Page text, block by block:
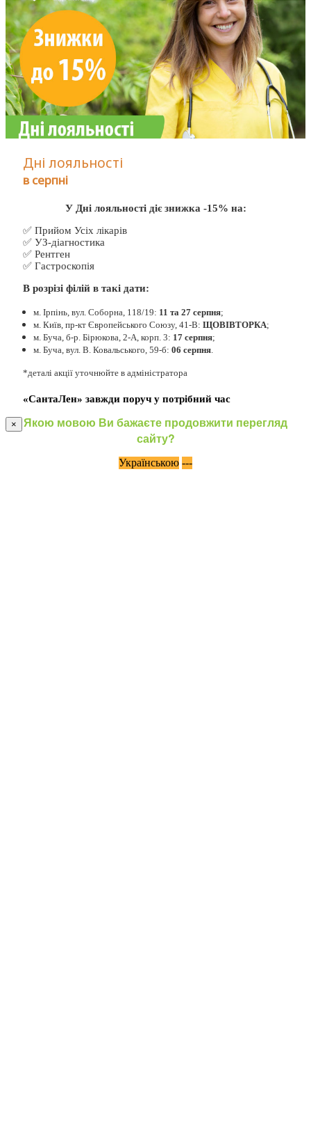
Дні лояльності
в серпні
У Дні лояльності діє знижка -15% на:
✅ Прийом Усіх лікарів
✅ УЗ-діагностика
✅ Рентген
✅ Гастроскопія
В розрізі філій в такі дати:
м. Ірпінь, вул. Соборна, 118/19: 11 та 27 серпня;
м. Київ, пр-кт Європейського Союзу, 41-В: ЩОВІВТОРКА;
м. Буча, б-р. Бірюкова, 2-А, корп. 3: 17 серпня;
м. Буча, вул. В. Ковальського, 59-б: 06 серпня.
*деталі акції уточнюйте в адміністратора
«СантаЛен» завжди поруч у потрібний час
×
Якою мовою Ви бажаєте продовжити перегляд
сайту?
Українською ---